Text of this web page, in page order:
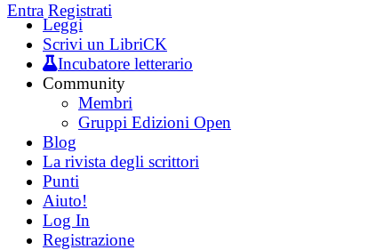
Entra Registrati
Leggi
Scrivi un LibriCK
Incubatore letterario
Community
Membri
Gruppi Edizioni Open
Blog
La rivista degli scrittori
Punti
Aiuto!
Log In
Registrazione